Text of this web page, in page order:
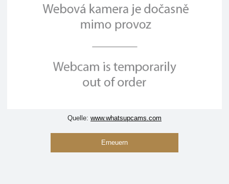
Quelle: www.whatsupcams.com
Erneuern